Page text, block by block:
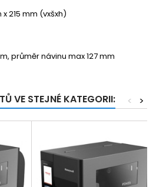
x 215 mm (vxšxh)
průměr návinu max 127 mm
VE STEJNÉ KATEGORII: >
<